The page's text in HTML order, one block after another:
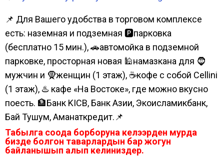
📌 Для Вашего удобства в торговом комплексе
есть: наземная и подземная 🅿парковка
(бесплатно 15 мин.), 🚗автомойка в подземной
парковке, просторная новая 🕌намазкана для 🧔
мужчин и 🧕женщин (1 этаж), ☕кофе с собой Cellini
(1 этаж), ♨️ кафе «На Востоке», где можно вкусно
поесть. 🏦Банк KICB, Банк Азии, Экоисламикбанк,
Бай Тушум, Аманаткредит.📌
Табылга соода борборуна келээрден мурда
бизде болгон таварлардын бар жогун
байланышып алып келиниздер.